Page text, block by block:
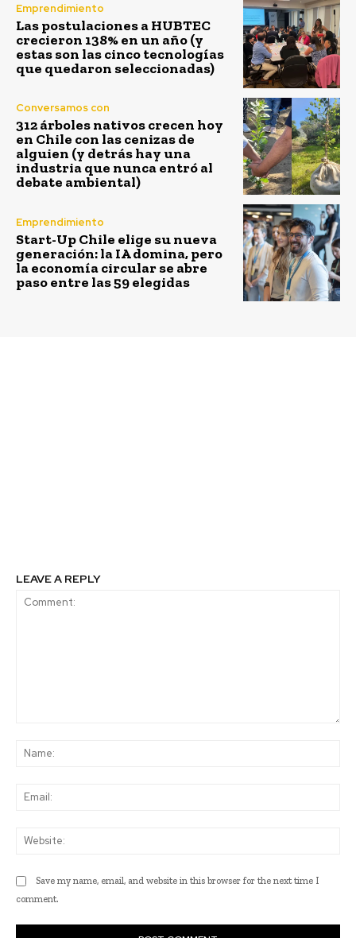
Emprendimiento
Las postulaciones a HUBTEC
crecieron 138% en un año (y
estas son las cinco tecnologías
que quedaron seleccionadas)
Conversamos con
312 árboles nativos crecen hoy
en Chile con las cenizas de
alguien (y detrás hay una
industria que nunca entró al
debate ambiental)
Emprendimiento
Start-Up Chile elige su nueva
generación: la IA domina, pero
la economía circular se abre
paso entre las 59 elegidas
LEAVE A REPLY
Save my name, email, and website in this browser for the next time I
comment.